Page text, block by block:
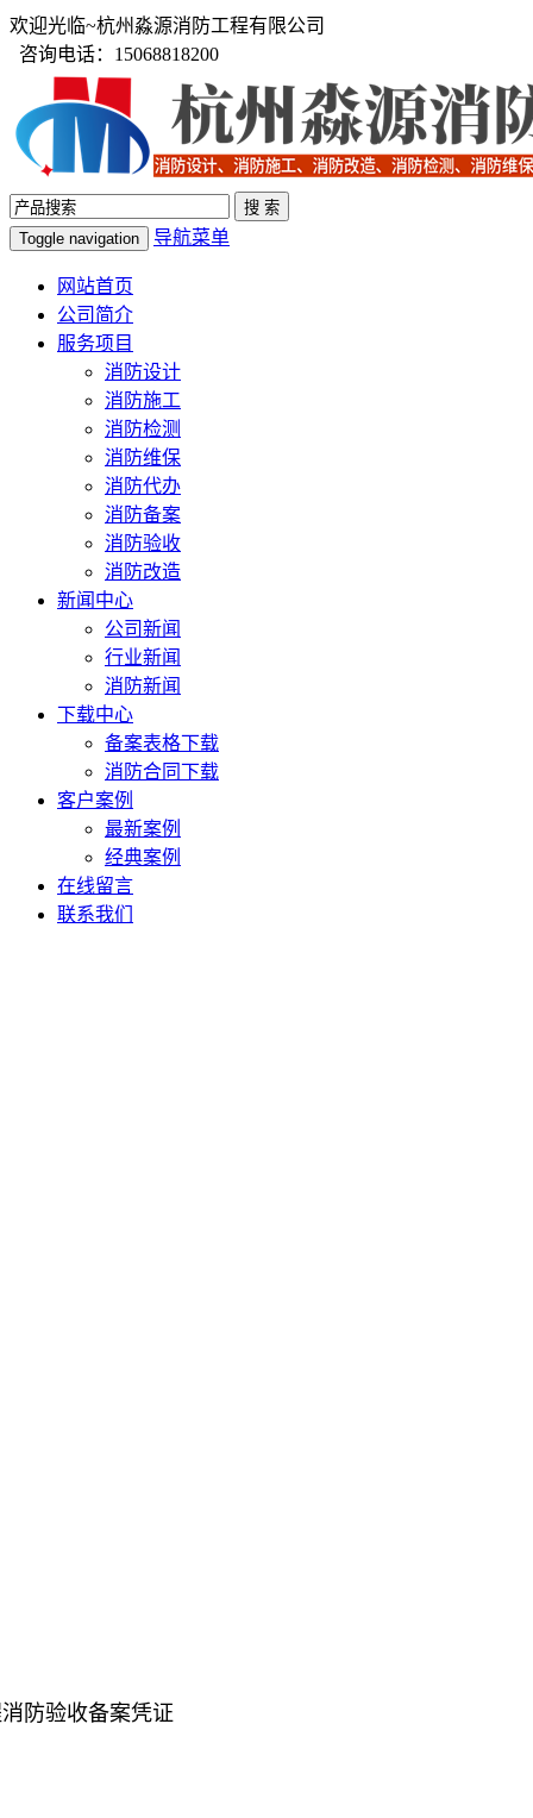
欢迎光临~杭州淼源消防工程有限公司
咨询电话：15068818200
Toggle navigation 导航菜单
网站首页
公司简介
服务项目
消防设计
消防施工
消防检测
消防维保
消防代办
消防备案
消防验收
消防改造
新闻中心
公司新闻
行业新闻
消防新闻
下载中心
备案表格下载
消防合同下载
客户案例
最新案例
经典案例
在线留言
联系我们
防验收备案凭证